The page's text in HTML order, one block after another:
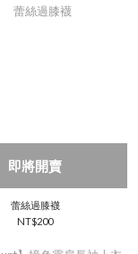
即將開賣
蕾絲過膝襪
NT$200